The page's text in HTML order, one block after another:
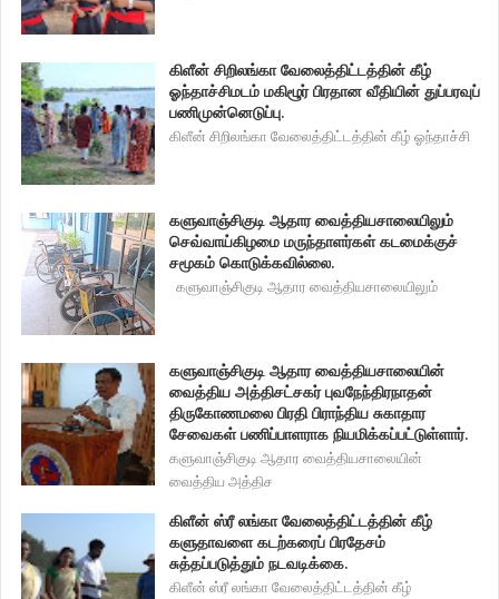
கிளீன் சிறிலங்கா வேலைத்திட்டத்தின் கீழ்
ஓந்தாச்சிமடம் மகிழூர் பிரதான வீதியின் துப்பரவுப்
பணிமுன்னெடுப்பு.
கிளீன் சிறிலங்கா வேலைத்திட்டத்தின் கீழ் ஓந்தாச்சி
களுவாஞ்சிகுடி ஆதார வைத்தியசாலையிலும்
செவ்வாய்கிழமை மருந்தாளர்கள் கடமைக்குச்
சமூகம் கொடுக்கவில்லை.
களுவாஞ்சிகுடி ஆதார வைத்தியசாலையிலும்
களுவாஞ்சிகுடி ஆதார வைத்தியசாலையின்
வைத்திய அத்திசட்சகர் புவநேந்திரநாதன்
திருகோணமலை பிரதி பிராந்திய சுகாதார
சேவைகள் பணிப்பாளராக நியமிக்கப்பட்டுள்ளார்.
களுவாஞ்சிகுடி ஆதார வைத்தியசாலையின்
வைத்திய அத்திச
கிளீன் ஸ்ரீ லங்கா வேலைத்திட்டத்தின் கீழ்
களுதாவளை கடற்கரைப் பிரதேசம்
சுத்தப்படுத்தும் நடவடிக்கை.
கிளீன் ஸ்ரீ லங்கா வேலைத்திட்டத்தின் கீழ்